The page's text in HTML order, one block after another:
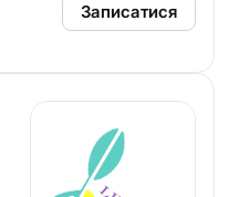
Записатися